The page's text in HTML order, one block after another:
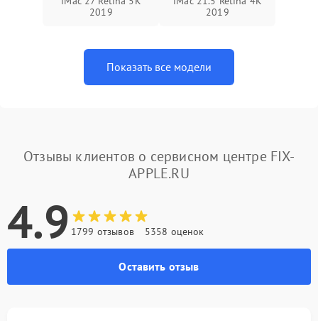
2019
2019
Показать все модели
Отзывы клиентов о сервисном центре FIX-
APPLE.RU
4.9 1799 отзывов 5358 оценок
Оставить отзыв